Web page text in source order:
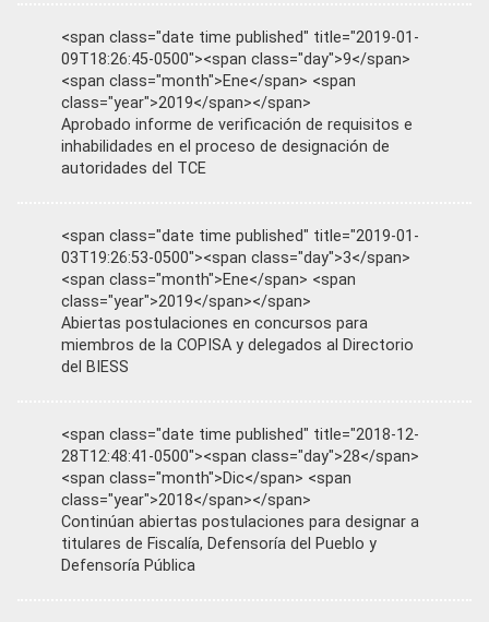
<span class="date time published" title="2019-01-
09T18:26:45-0500"><span class="day">9</span>
<span class="month">Ene</span> <span
class="year">2019</span></span>
Aprobado informe de verificación de requisitos e
inhabilidades en el proceso de designación de
autoridades del TCE
<span class="date time published" title="2019-01-
03T19:26:53-0500"><span class="day">3</span>
<span class="month">Ene</span> <span
class="year">2019</span></span>
Abiertas postulaciones en concursos para
miembros de la COPISA y delegados al Directorio
del BIESS
<span class="date time published" title="2018-12-
28T12:48:41-0500"><span class="day">28</span>
<span class="month">Dic</span> <span
class="year">2018</span></span>
Continúan abiertas postulaciones para designar a
titulares de Fiscalía, Defensoría del Pueblo y
Defensoría Pública